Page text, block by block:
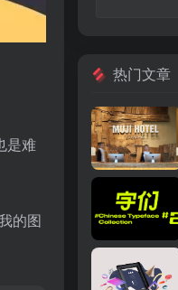
是难
的图
热门文章